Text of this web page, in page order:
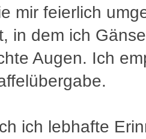
mir feierlich
in dem ich
Augen. Ich
ich lebhafte